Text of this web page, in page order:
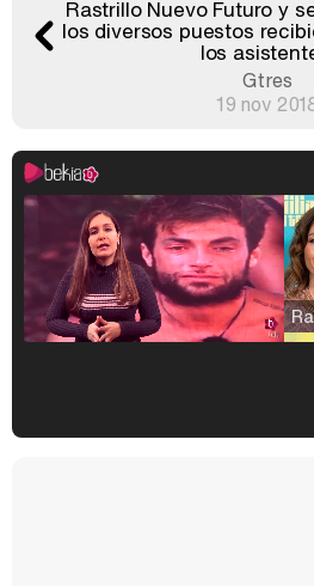
Rastrillo Nuevo Futuro y
los diversos puestos
los
Gtres
19 nov